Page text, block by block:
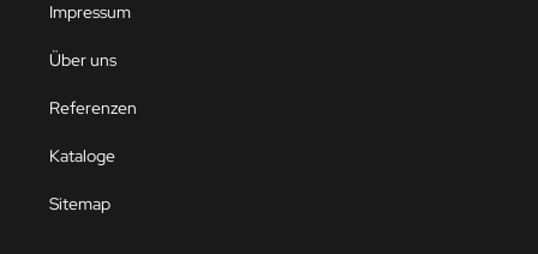
Impressum
Über uns
Referenzen
Kataloge
Sitemap